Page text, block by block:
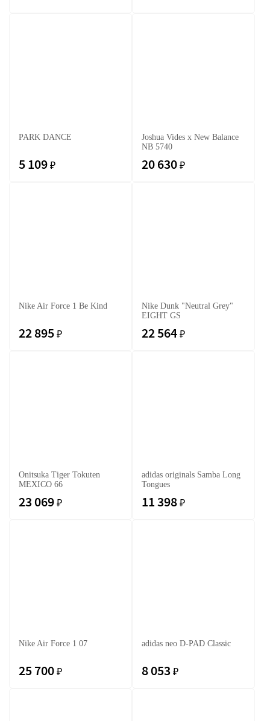
PARK DANCE
5 109 ₽
Joshua Vides x New Balance
NB 5740
20 630 ₽
Nike Air Force 1 Be Kind
22 895 ₽
Nike Dunk "Neutral Grey"
EIGHT GS
22 564 ₽
Onitsuka Tiger Tokuten
MEXICO 66
23 069 ₽
adidas originals Samba Long
Tongues
11 398 ₽
Nike Air Force 1 07
25 700 ₽
adidas neo D-PAD Classic
8 053 ₽